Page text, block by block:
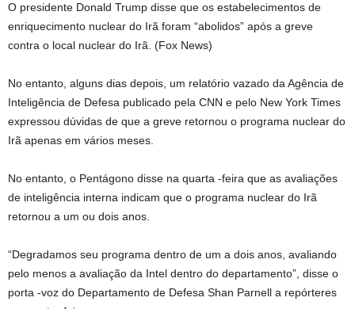
O presidente Donald Trump disse que os estabelecimentos de
enriquecimento nuclear do Irã foram “abolidos” após a greve
contra o local nuclear do Irã. (Fox News)
No entanto, alguns dias depois, um relatório vazado da Agência de
Inteligência de Defesa publicado pela CNN e pelo New York Times
expressou dúvidas de que a greve retornou o programa nuclear do
Irã apenas em vários meses.
No entanto, o Pentágono disse na quarta -feira que as avaliações
de inteligência interna indicam que o programa nuclear do Irã
retornou a um ou dois anos.
“Degradamos seu programa dentro de um a dois anos, avaliando
pelo menos a avaliação da Intel dentro do departamento”, disse o
porta -voz do Departamento de Defesa Shan Parnell a repórteres